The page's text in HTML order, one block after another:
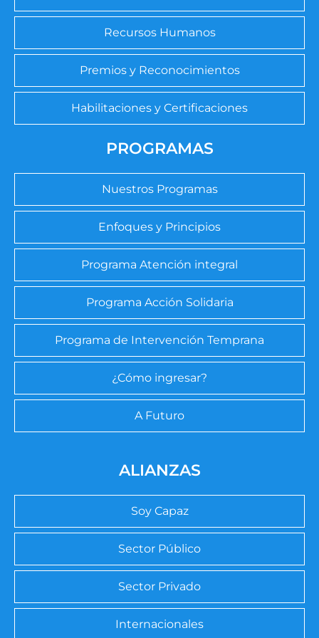
Recursos Humanos
Premios y Reconocimientos
Habilitaciones y Certificaciones
PROGRAMAS
Nuestros Programas
Enfoques y Principios
Programa Atención integral
Programa Acción Solidaria
Programa de Intervención Temprana
¿Cómo ingresar?
A Futuro
ALIANZAS
Soy Capaz
Sector Público
Sector Privado
Internacionales